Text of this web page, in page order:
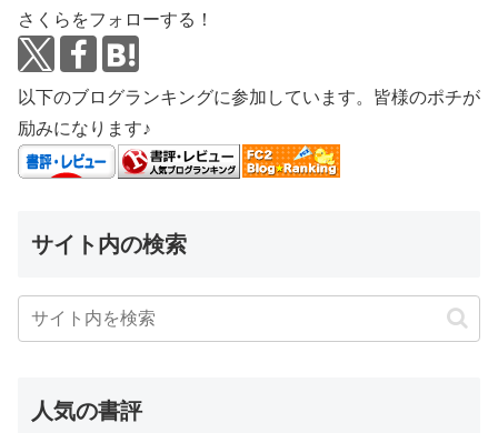
さくらをフォローする！
以下のブログランキングに参加しています。皆様のポチが
励みになります♪
サイト内の検索
人気の書評